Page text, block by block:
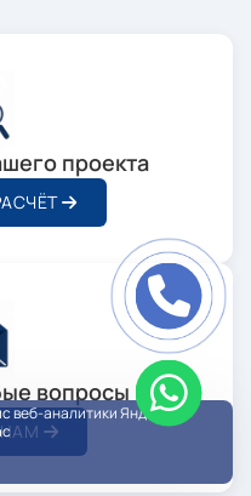
проекта
вопросы
веб-аналитики Яндекс